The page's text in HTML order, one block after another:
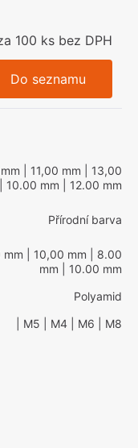
100 ks bez DPH
Do seznamu
| 11,00 mm | 13,00
| 10.00 mm | 12.00 mm
Přírodní barva
mm | 10,00 mm | 8.00
mm | 10.00 mm
Polyamid
| M5 | M4 | M6 | M8